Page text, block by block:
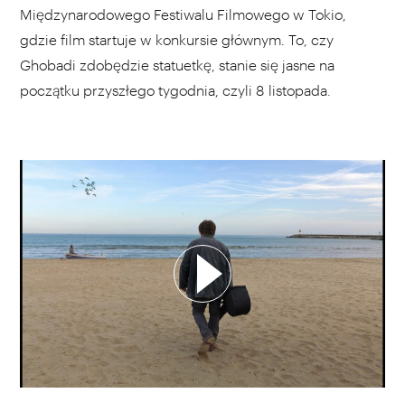
Międzynarodowego Festiwalu Filmowego w Tokio,
gdzie film startuje w konkursie głównym. To, czy
Ghobadi zdobędzie statuetkę, stanie się jasne na
początku przyszłego tygodnia, czyli 8 listopada.
WYBIERZ SWOJĄ PLAYLISTĘ
DODAJ TEN FILM DO PLAYLISTY